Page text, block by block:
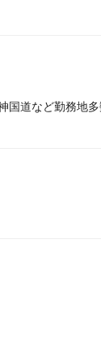
国道など勤務地多